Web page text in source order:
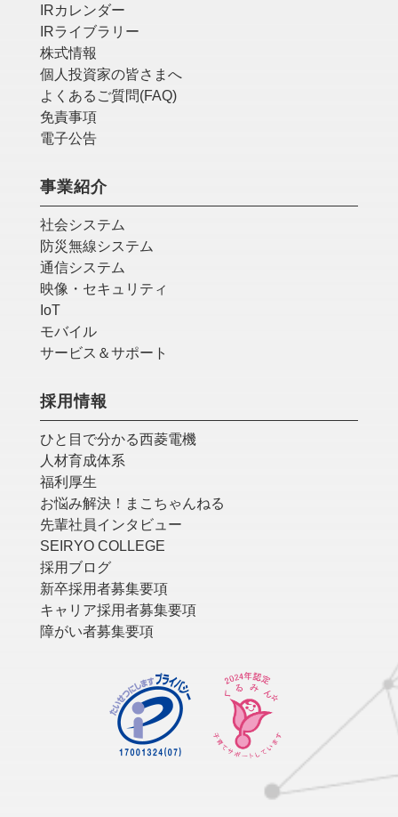
IRカレンダー
IRライブラリー
株式情報
個人投資家の皆さまへ
よくあるご質問(FAQ)
免責事項
電子公告
事業紹介
社会システム
防災無線システム
通信システム
映像・セキュリティ
IoT
モバイル
サービス＆サポート
採用情報
ひと目で分かる西菱電機
人材育成体系
福利厚生
お悩み解決！まこちゃんねる
先輩社員インタビュー
SEIRYO COLLEGE
採用ブログ
新卒採用者募集要項
キャリア採用者募集要項
障がい者募集要項